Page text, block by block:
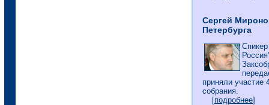
Сергей
Петербурга
приняли участие
собрания.
[подробнее]